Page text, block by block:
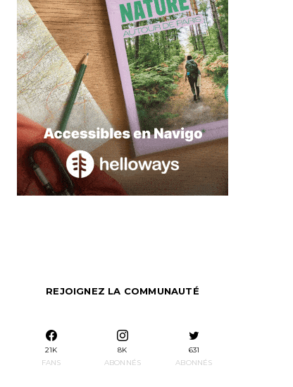
REJOIGNEZ LA COMMUNAUTÉ
21K
FANS
8K
ABONNÉS
631
ABONNÉS